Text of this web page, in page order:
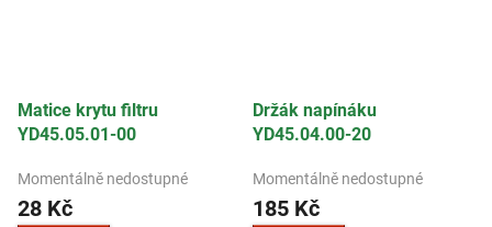
Matice krytu filtru
YD45.05.01-00
Momentálně nedostupné
28 Kč
Držák napínáku
YD45.04.00-20
Momentálně nedostupné
185 Kč